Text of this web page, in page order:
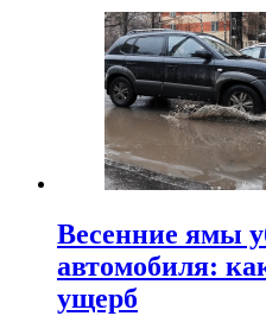
Весенние ямы
автомобиля:
ущерб